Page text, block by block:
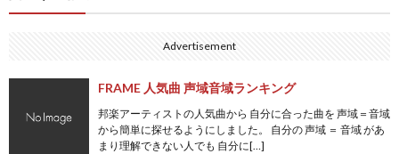
Advertisement
FRAME 人気曲 声域音域ランキング
邦楽アーティストの人気曲から 自分に合った曲を 声域＝音域
から簡単に探せるようにしました。 自分の 声域 ＝ 音域 があ
まり理解できない人でも 自分に[…]